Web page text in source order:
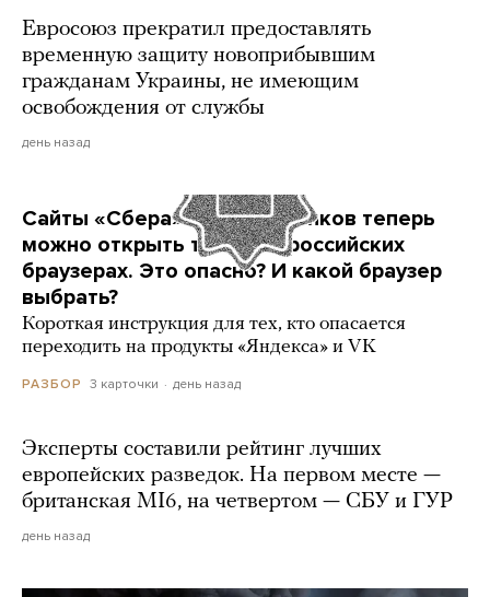
Евросоюз прекратил предоставлять
временную защиту новоприбывшим
гражданам Украины, не имеющим
освобождения от службы
день назад
Сайты «Сбера» и других банков теперь
можно открыть только в российских
браузерах. Это опасно? И какой браузер
выбрать?
Короткая инструкция для тех, кто опасается
переходить на продукты «Яндекса» и VK
РАЗБОР 3 карточки день назад
Эксперты составили рейтинг лучших
европейских разведок. На первом месте —
британская MI6, на четвертом — СБУ и ГУР
день назад